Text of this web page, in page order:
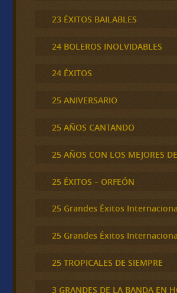
23 ÉXITOS BAILABLES
24 BOLEROS INOLVIDABLES
24 ÉXITOS
25 ANIVERSARIO
25 AÑOS CANTANDO
25 AÑOS CON LOS MEJORES
25 ÉXITOS – ORFEÓN
25 Grandes Éxitos
25 Grandes Éxitos
25 TROPICALES DE SIEMPRE
3 GRANDES DE LA BANDA EN